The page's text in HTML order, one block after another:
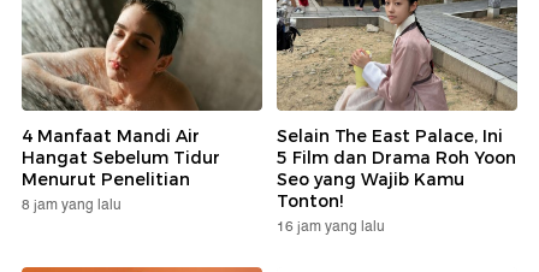
4 Manfaat Mandi Air
Hangat Sebelum Tidur
Menurut Penelitian
8 jam yang lalu
Selain The East Palace, Ini
5 Film dan Drama Roh Yoon
Seo yang Wajib Kamu
Tonton!
16 jam yang lalu